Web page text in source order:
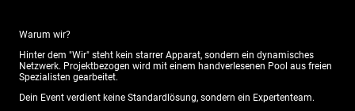
Warum wir?
Hinter dem "Wir" steht kein starrer Apparat, sondern ein dynamisches
Netzwerk. Projektbezogen wird mit einem handverlesenen Pool aus freien
Spezialisten gearbeitet.
Dein Event verdient keine Standardlösung, sondern ein Expertenteam.